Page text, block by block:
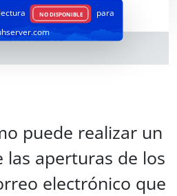
NO DISPONIBLE
para
puede realizar un
las aperturas de los
electrónico que